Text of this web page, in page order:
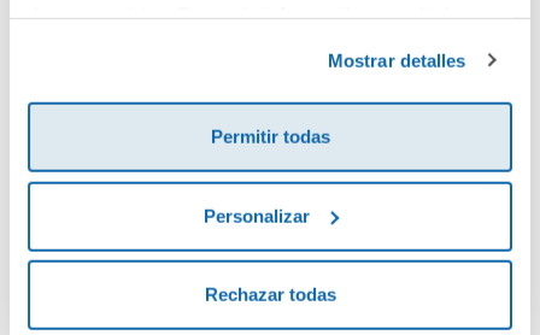
Mostrar detalles
Permitir todas
Personalizar
Rechazar todas
Debes iniciar sesión para poder valorarlo